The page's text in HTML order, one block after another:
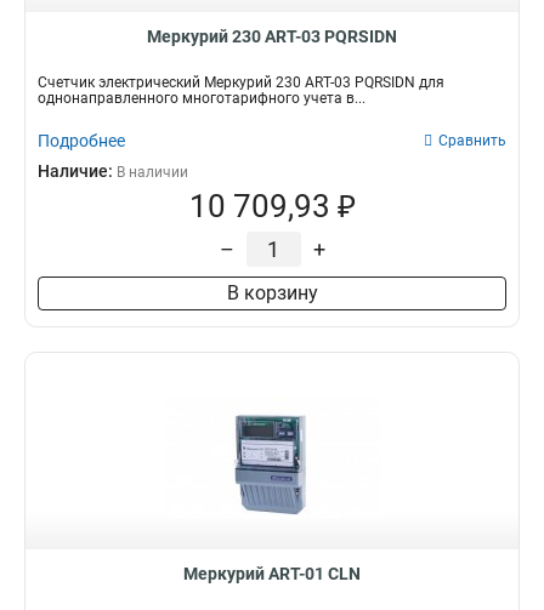
Меркурий 230 АRT-03 PQRSIDN
Счетчик электрический Меркурий 230 АRT-03 PQRSIDN для
однонаправленного многотарифного учета в...
Подробнее Сравнить
Наличие: В наличии
10 709,93 ₽
– +
В корзину
Меркурий АRT-01 СLN